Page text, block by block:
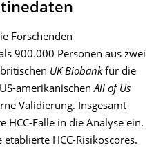
Forschenden
900.000 Personen aus zwei
UK Biobankfür die
amerikanischenAll of Us
Validierung. Insgesamt
HCC-Fälle in die Analyse ein.
HCC-Risikoscores.